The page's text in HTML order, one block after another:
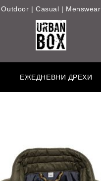
Outdoor | Casual | Menswear
ЕЖЕДНЕВНИ ДРЕХИ